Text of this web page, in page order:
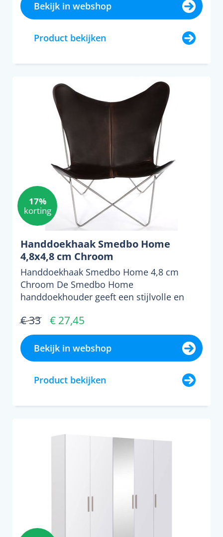
Bekijk in webshop
Product bekijken
17%
korting
Handdoekhaak Smedbo Home
4,8x4,8 cm Chroom
Handdoekhaak Smedbo Home 4,8 cm
Chroom De Smedbo Home
handdoekhouder geeft een stijlvolle en
€ 33 € 27,45
Bekijk in webshop
Product bekijken